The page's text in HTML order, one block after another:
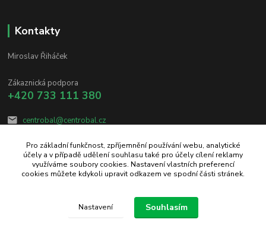
Kontakty
Miroslav Řiháček
Zákaznická podpora
+420 733 111 380
centrobal@centrobal.cz
Upravit sběr cookies.
Pro základní funkčnost, zpříjemnění používání webu, analytické
účely a v případě udělení souhlasu také pro účely cílení reklamy
využíváme soubory cookies. Nastavení vlastních preferencí
cookies můžete kdykoli upravit odkazem ve spodní části stránek.
Nastavení Souhlasím